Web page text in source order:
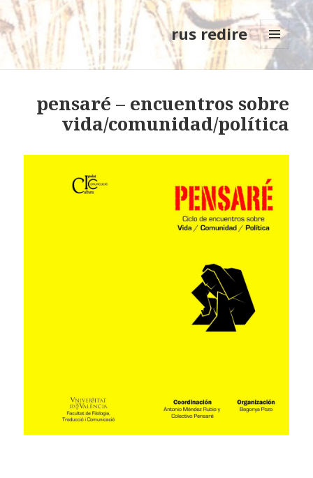
rus redire
MENÚ
Y
pensaré – encuentros sobre
vida/comunidad/política